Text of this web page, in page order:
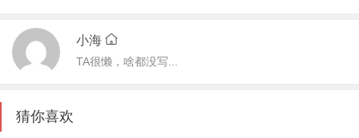
小海
TA很懒，啥都没写...
猜你喜欢